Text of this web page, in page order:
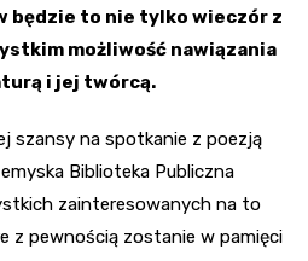
będzie to nie tylko wieczór z
możliwość nawiązania
i jej twórcą.
szansy na spotkanie z poezją
Biblioteka Publiczna
zainteresowanych na to
z pewnością zostanie w pamięci